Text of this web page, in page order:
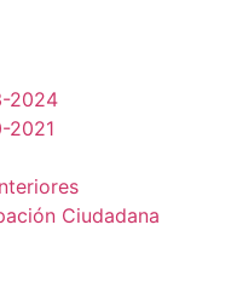
2024
2021
Ciudadana